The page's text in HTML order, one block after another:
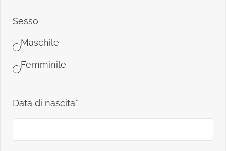
Sesso
Maschile
Femminile
Data di nascita*